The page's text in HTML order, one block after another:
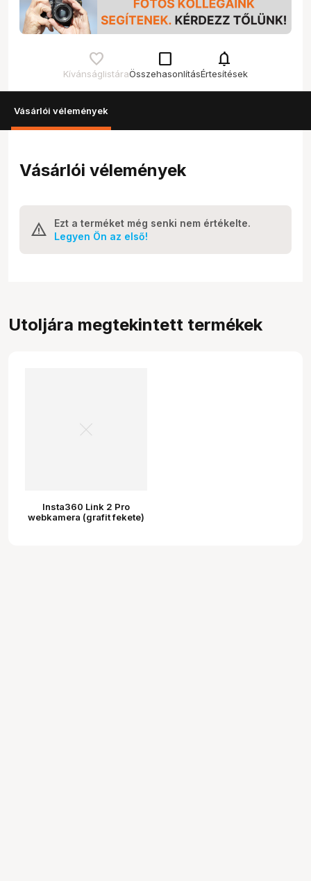
Kívánságlistára
check_box_outline_blank
Összehasonlítás
notifications
Értesítések
Vásárlói vélemények
Vásárlói vélemények
Ezt a terméket még senki nem értékelte.
Legyen Ön az első!
Utoljára megtekintett termékek
Insta360 Link 2 Pro
webkamera (grafit fekete)